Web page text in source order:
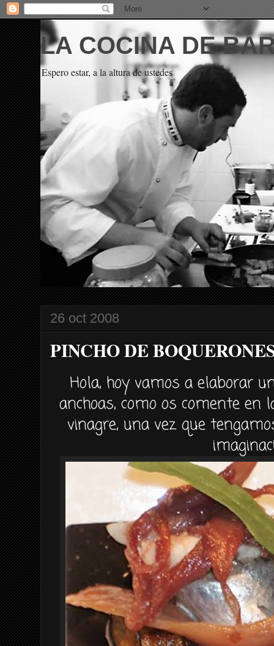
LA COCINA DE
Espero estar, a la altura de ustedes
26 oct 2008
PINCHO DE
Hola, hoy vamos a elaborar
anchoas, como os comente en
vinagre, una vez que